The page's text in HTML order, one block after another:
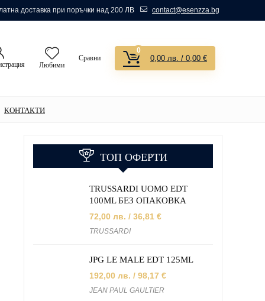
доставка при поръчки над 200 ЛВ contact@esenzza.bg
Любими
Сравни
0
0,00 лв. / 0,00 €
КОНТАКТИ
ТОП ОФЕРТИ
TRUSSARDI UOMO EDT
100ML БЕЗ ОПАКОВКА
72,00 лв. / 36,81 €
TRUSSARDI
JPG LE MALE EDT 125ML
192,00 лв. / 98,17 €
JEAN PAUL GAULTIER